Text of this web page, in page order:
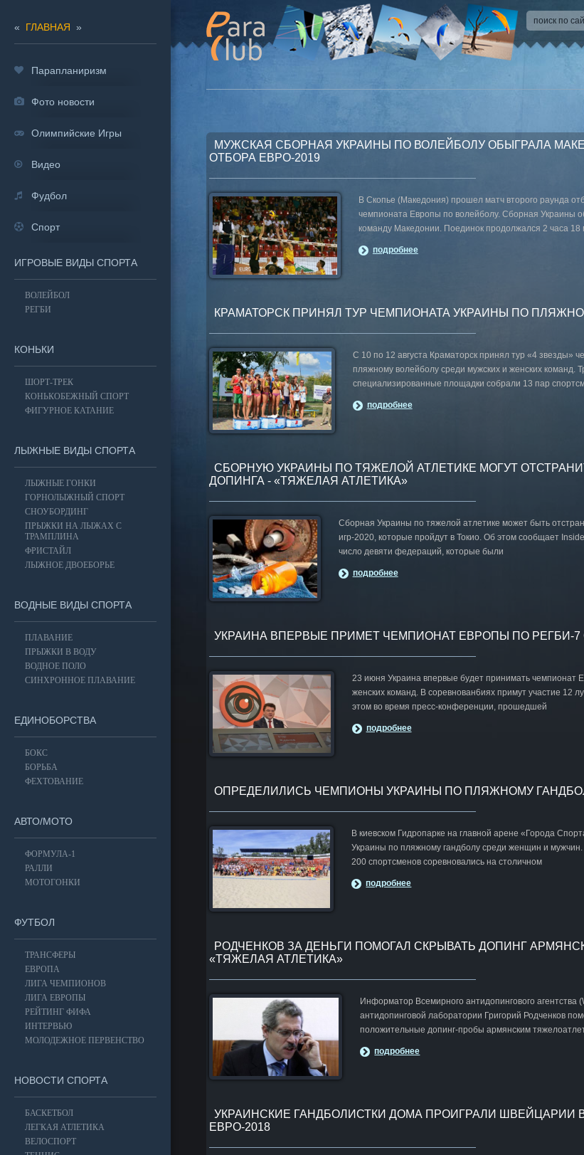
МУЖСКАЯ СБОРНАЯ УКРАИНЫ ПО ВОЛЕЙБОЛУ ОБЫГРАЛА
ОТБОРА ЕВРО-2019
В Скопье (Македония) прошел матч второго раунда
чемпионата Европы по волейболу. Сборная Украины
команду Македонии. Поединок продолжался 2 часа 18
подробнее
КРАМАТОРСК ПРИНЯЛ ТУР ЧЕМПИОНАТА УКРАИНЫ ПО
С 10 по 12 августа Краматорск принял тур «4 звезды»
пляжному волейболу среди мужских и женских команд.
специализированные площадки собрали 13 пар
подробнее
СБОРНУЮ УКРАИНЫ ПО ТЯЖЕЛОЙ АТЛЕТИКЕ МОГУТ
ДОПИНГА - «ТЯЖЕЛАЯ АТЛЕТИКА»
Сборная Украины по тяжелой атлетике может быть
игр-2020, которые пройдут в Токио. Об этом сообщает
число девяти федераций, которые были
подробнее
УКРАИНА ВПЕРВЫЕ ПРИМЕТ ЧЕМПИОНАТ ЕВРОПЫ ПО РЕГБИ-
23 июня Украина впервые будет принимать чемпионат
женских команд. В соревнован6иях примут участие 12
этом во время пресс-конференции, прошедшей
подробнее
ОПРЕДЕЛИЛИСЬ ЧЕМПИОНЫ УКРАИНЫ ПО ПЛЯЖНОМУ
В киевском Гидропарке на главной арене «Города
Украины по пляжному гандболу среди женщин и
200 спортсменов соревновались на столичном
подробнее
РОДЧЕНКОВ ЗА ДЕНЬГИ ПОМОГАЛ СКРЫВАТЬ ДОПИНГ
«ТЯЖЕЛАЯ АТЛЕТИКА»
Информатор Всемирного антидопингового агентства
антидопинговой лаборатории Григорий Родченков
положительные допинг-пробы армянским
подробнее
УКРАИНСКИЕ ГАНДБОЛИСТКИ ДОМА ПРОИГРАЛИ ШВЕЙЦАРИИ
ЕВРО-2018
« ГЛАВНАЯ »
Парапланиризм
Фото новости
Олимпийские Игры
Видео
Фудбол
Спорт
ИГРОВЫЕ ВИДЫ СПОРТА
ВОЛЕЙБОЛ
РЕГБИ
КОНЬКИ
ШОРТ-ТРЕК
КОНЬКОБЕЖНЫЙ СПОРТ
ФИГУРНОЕ КАТАНИЕ
ЛЫЖНЫЕ ВИДЫ СПОРТА
ЛЫЖНЫЕ ГОНКИ
ГОРНОЛЫЖНЫЙ СПОРТ
СНОУБОРДИНГ
ПРЫЖКИ НА ЛЫЖАХ С
ТРАМПЛИНА
ФРИСТАЙЛ
ЛЫЖНОЕ ДВОЕБОРЬЕ
ВОДНЫЕ ВИДЫ СПОРТА
ПЛАВАНИЕ
ПРЫЖКИ В ВОДУ
ВОДНОЕ ПОЛО
СИНХРОННОЕ ПЛАВАНИЕ
ЕДИНОБОРСТВА
БОКС
БОРЬБА
ФЕХТОВАНИЕ
АВТО/МОТО
ФОРМУЛА-1
РАЛЛИ
МОТОГОНКИ
ФУТБОЛ
ТРАНСФЕРЫ
ЕВРОПА
ЛИГА ЧЕМПИОНОВ
ЛИГА ЕВРОПЫ
РЕЙТИНГ ФИФА
ИНТЕРВЬЮ
МОЛОДЕЖНОЕ ПЕРВЕНСТВО
НОВОСТИ СПОРТА
БАСКЕТБОЛ
ЛЕГКАЯ АТЛЕТИКА
ВЕЛОСПОРТ